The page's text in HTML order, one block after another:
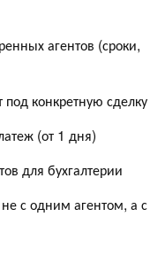
агентов (сроки,
конкретную сделку
(от 1 дня)
для бухгалтерии
с одним агентом, а с